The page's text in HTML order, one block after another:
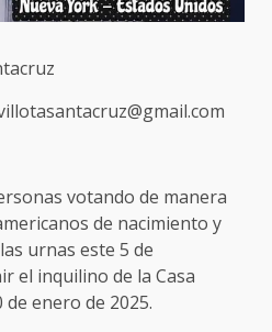
votando de manera
de nacimiento y
urnas este 5 de
el inquilino de la Casa
enero de 2025.